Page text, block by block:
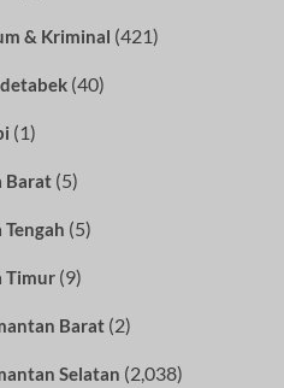
& Kriminal (421)
(40)
(1)
Barat(5)
Tengah (5)
Timur(9)
Barat(2)
Selatan (2,038)